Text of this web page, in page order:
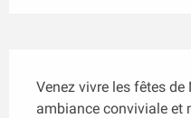
Venez vivre les fêtes
ambiance conviviale et